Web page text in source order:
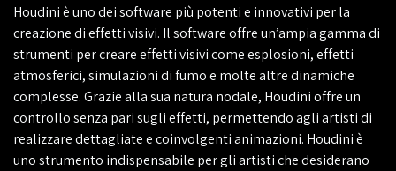
Houdini è uno dei software più potenti e innovativi per la
creazione di effetti visivi. Il software offre un’ampia gamma di
strumenti per creare effetti visivi come esplosioni, effetti
atmosferici, simulazioni di fumo e molte altre dinamiche
complesse. Grazie alla sua natura nodale, Houdini offre un
controllo senza pari sugli effetti, permettendo agli artisti di
realizzare dettagliate e coinvolgenti animazioni. Houdini è
uno strumento indispensabile per gli artisti che desiderano